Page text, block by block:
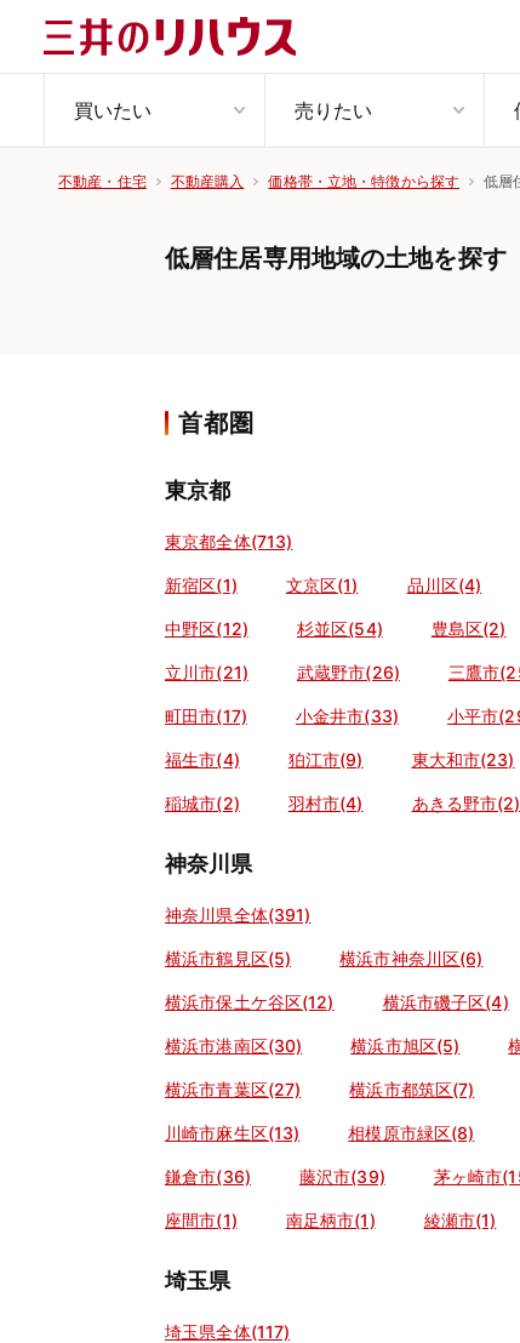
買いたい 売りたい
不動産・住宅 不動産購入 価格帯・立地・特徴から探す 低層
低層住居専用地域の土地を探す
首都圏
東京都
東京都全体(713)
新宿区(1) 文京区(1) 品川区(4)
中野区(12) 杉並区(54) 豊島区(2)
立川市(21) 武蔵野市(26) 三鷹市
町田市(17) 小金井市(33) 小平市
福生市(4) 狛江市(9) 東大和市(23)
稲城市(2) 羽村市(4) あきる野市(2)
神奈川県
神奈川県全体(391)
横浜市鶴見区(5) 横浜市神奈川区(6)
横浜市保土ケ谷区(12) 横浜市磯子区(4)
横浜市港南区(30) 横浜市旭区(5)
横浜市青葉区(27) 横浜市都筑区(7)
川崎市麻生区(13) 相模原市緑区(8)
鎌倉市(36) 藤沢市(39) 茅ヶ崎市
座間市(1) 南足柄市(1) 綾瀬市(1)
埼玉県
埼玉県全体(117)